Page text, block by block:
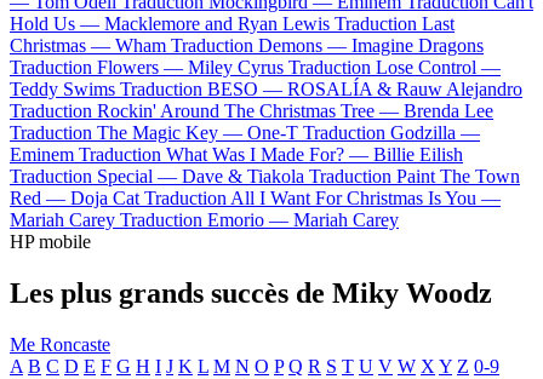
Hold Us — Macklemore and Ryan Lewis Traduction Last
Christmas — Wham Traduction Demons — Imagine Dragons
Traduction Flowers — Miley Cyrus Traduction Lose Control —
Teddy Swims Traduction BESO — ROSALÍA & Rauw Alejandro
Traduction Rockin' Around The Christmas Tree — Brenda Lee
Traduction The Magic Key — One-T Traduction Godzilla —
Eminem Traduction What Was I Made For? — Billie Eilish
Traduction Special — Dave & Tiakola Traduction Paint The Town
Red — Doja Cat Traduction All I Want For Christmas Is You —
Mariah Carey Traduction Emorio — Mariah Carey
HP mobile
Les plus grands succès de Miky Woodz
Me Roncaste
A B C D E F G H I J K L M N O P Q R S T U V W X Y Z 0-9